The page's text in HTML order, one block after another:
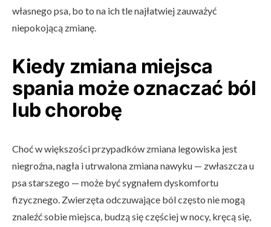
własnego psa, bo to na ich tle najłatwiej zauważyć
niepokojącą zmianę.
Kiedy zmiana miejsca
spania może oznaczać ból
lub chorobę
Choć w większości przypadków zmiana legowiska jest
niegroźna, nagła i utrwalona zmiana nawyku — zwłaszcza u
psa starszego — może być sygnałem dyskomfortu
fizycznego. Zwierzęta odczuwające ból często nie mogą
znaleźć sobie miejsca, budzą się częściej w nocy, kręcą się,